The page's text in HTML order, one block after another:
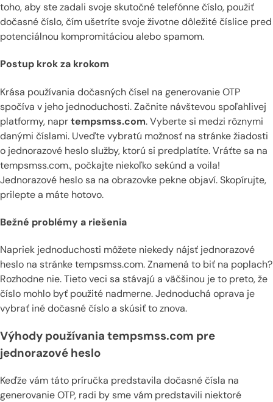
toho, aby ste zadali svoje skutočné telefónne číslo, použiť
dočasné číslo, čím ušetríte svoje životne dôležité číslice pred
potenciálnou kompromitáciou alebo spamom.
Postup krok za krokom
Krása používania dočasných čísel na generovanie OTP
spočíva v jeho jednoduchosti. Začnite návštevou spoľahlivej
platformy, naprtempsmss.com. Vyberte si medzi rôznymi
danými číslami. Uveďte vybratú možnosť na stránke žiadosti
o jednorazové heslo služby, ktorú si predplatíte. Vráťte sa na
tempsmss.com., počkajte niekoľko sekúnd a voila!
Jednorazové heslo sa na obrazovke pekne objaví. Skopírujte,
prilepte a máte hotovo.
Bežné problémy a riešenia
Napriek jednoduchosti môžete niekedy nájsť jednorazové
heslo na stránke tempsmss.com. Znamená to biť na poplach?
Rozhodne nie. Tieto veci sa stávajú a väčšinou je to preto, že
číslo mohlo byť použité nadmerne. Jednoduchá oprava je
vybrať iné dočasné číslo a skúsiť to znova.
Výhody používania tempsmss.com pre
jednorazové heslo
Keďže vám táto príručka predstavila dočasné čísla na
generovanie OTP, radi by sme vám predstavili niektoré